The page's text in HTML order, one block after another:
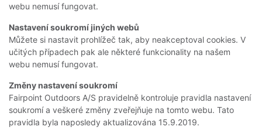
webu nemusí fungovat.
Nastavení soukromí jiných webů
Můžete si nastavit prohlížeč tak, aby neakceptoval cookies. V
učitých případech pak ale některé funkcionality na našem
webu nemusí fungovat.
Změny nastavení soukromí
Fairpoint Outdoors A/S pravidelně kontroluje pravidla nastavení
soukromí a veškeré změny zveřejňuje na tomto webu. Tato
pravidla byla naposledy aktualizována 15.9.2019.